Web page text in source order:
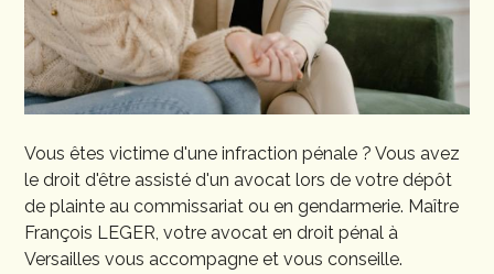
Vous êtes victime d'une infraction pénale ? Vous avez
le droit d'être assisté d'un avocat lors de votre dépôt
de plainte au commissariat ou en gendarmerie. Maître
François LEGER, votre avocat en droit pénal à
Versailles vous accompagne et vous conseille.